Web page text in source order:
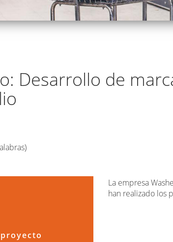
Desarrollo de
La empresa
han realizado los